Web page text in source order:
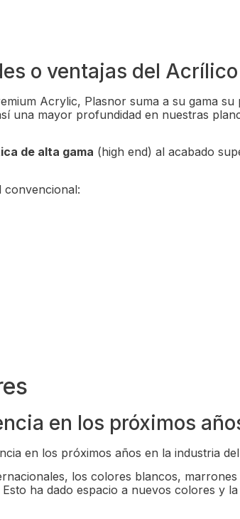
o ventajas del
Acrylic, Plasnor suma a su gama su
una mayor profundidad en nuestras
de alta gama (high end) al acabado
convencional:
en los próximos
en los próximos años en la industria
los colores blancos,
ha dado espacio a nuevos colores y